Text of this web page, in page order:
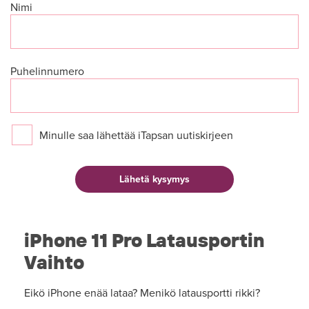
Nimi
Puhelinnumero
Minulle saa lähettää iTapsan uutiskirjeen
iPhone 11 Pro Latausportin
Vaihto
Eikö iPhone enää lataa? Menikö latausportti rikki?